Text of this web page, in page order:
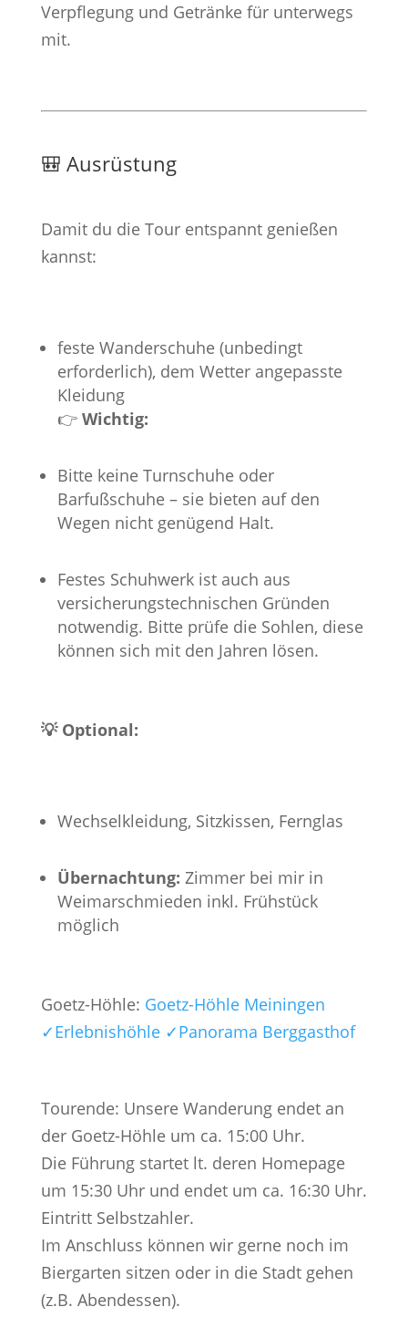
Verpflegung und Getränke für unterwegs
mit.
🎒 Ausrüstung
Damit du die Tour entspannt genießen
kannst:
feste Wanderschuhe (unbedingt
erforderlich), dem Wetter angepasste
Kleidung
👉 Wichtig:
Bitte keine Turnschuhe oder
Barfußschuhe – sie bieten auf den
Wegen nicht genügend Halt.
Festes Schuhwerk ist auch aus
versicherungstechnischen Gründen
notwendig. Bitte prüfe die Sohlen, diese
können sich mit den Jahren lösen.
💡 Optional:
Wechselkleidung, Sitzkissen, Fernglas
Übernachtung: Zimmer bei mir in
Weimarschmieden inkl. Frühstück
möglich
Goetz-Höhle: Goetz-Höhle Meiningen
✓Erlebnishöhle ✓Panorama Berggasthof
Tourende: Unsere Wanderung endet an
der Goetz-Höhle um ca. 15:00 Uhr.
Die Führung startet lt. deren Homepage
um 15:30 Uhr und endet um ca. 16:30 Uhr.
Eintritt Selbstzahler.
Im Anschluss können wir gerne noch im
Biergarten sitzen oder in die Stadt gehen
(z.B. Abendessen).